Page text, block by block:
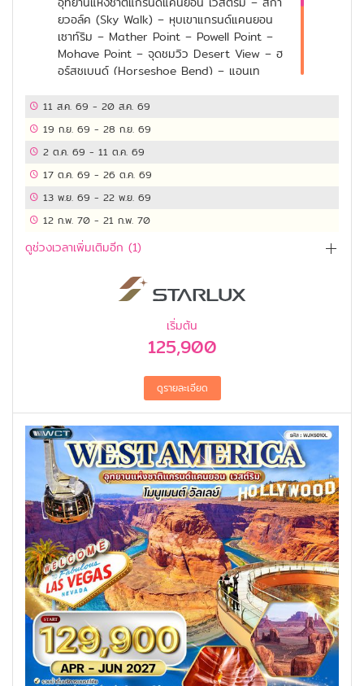
ยวอล์ค (Sky Walk) – หุบเขาแกรนด์แคนยอน
เซาท์ริม – Mather Point – Powell Point –
Mohave Point – จุดชมวิว Desert View – ฮ
อร์สชูเบนด์ (Horseshoe Bend) – แอนเท
เพจ – เมืองลาสเวกัส – ถนน Strip – โรงแรม
Mirage / Treasure Island / Bellagio –
– โรงแรม Venetian – ถนน Fremont
Street Experience – การแสดงแสงสี Viva
Vision – หอไอเฟลจำลอง ปารีสลาสเวกัส –
– ซิทาเดล เอาท์เล็ท (Citadel Outlet) – ไชนีส
เธียเตอร์ (Chinese Theatre) – ฮอลลีวู้ด
วอล์ก ออฟ เฟม – เบเวอร์ลี ฮิลส์ – ถนนโรดิโอ
ไดร์ฟ (Rodeo Drive) – กริฟฟินพาร์ค (Griffin
11 ส.ค. 69 - 20 ส.ค. 69
19 ก.ย. 69 - 28 ก.ย. 69
2 ต.ค. 69 - 11 ต.ค. 69
17 ต.ค. 69 - 26 ต.ค. 69
13 พ.ย. 69 - 22 พ.ย. 69
12 ก.พ. 70 - 21 ก.พ. 70
ดูช่วงเวลาเพิ่มเติมอีก (1)
เริ่มต้น
125,900